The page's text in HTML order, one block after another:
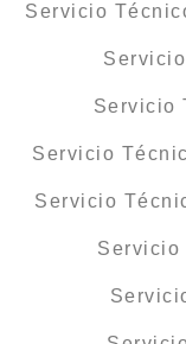
Servicio
Servicio
Servicio
Servicio